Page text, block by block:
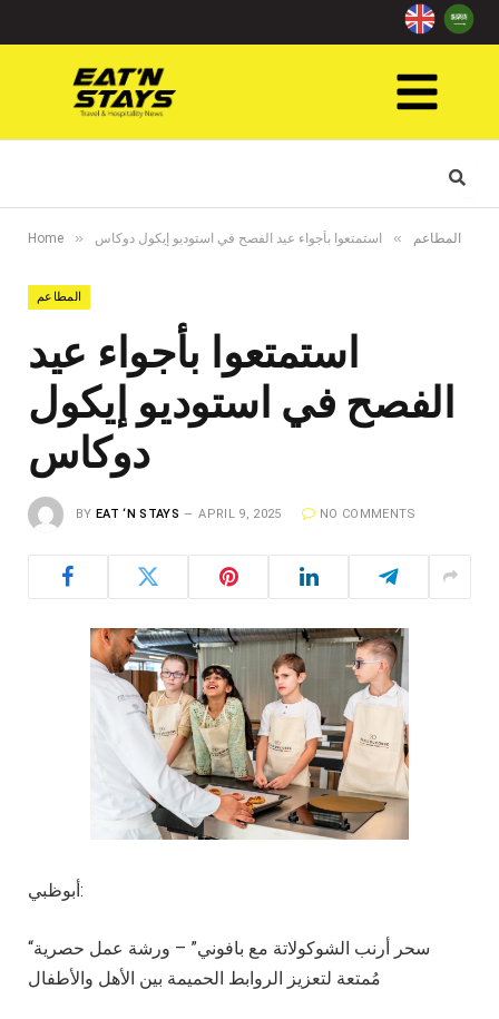
Home » المطاعم » استمتعوا بأجواء عيد الفصح في استوديو إيكول دوكاس
المطاعم
استمتعوا بأجواء عيد
الفصح في استوديو إيكول
دوكاس
BY EAT ‘N STAYS APRIL 9, 2025 NO COMMENTS
أبوظبي:
“سحر أرنب الشوكولاتة مع بافوني” – ورشة عمل حصرية
مُمتعة لتعزيز الروابط الحميمة بين الأهل والأطفال